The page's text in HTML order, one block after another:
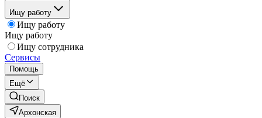
Ищу работу
Ищу работу
Ищу работу
Ищу сотрудника
Сервисы
Помощь
Ещё
Поиск
Архонская